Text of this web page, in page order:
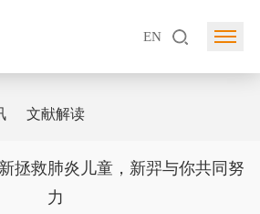
EN
文献解读
拯救肺炎儿童，新羿与你共同努
力